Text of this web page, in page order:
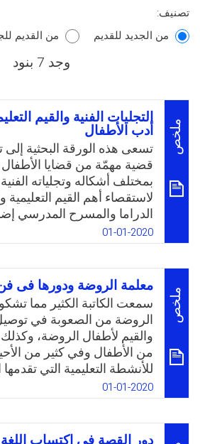
تصنيف:
من الجديد للقديم
من القديم
وجد 7 بنود
ملخص
التجليات الفنية والقيم
أدب الأطفال
تسعى هذه الورقة البحثية
قضية مهمّة من قضايا
بمختلف أشكاله وتجلياته
لاستقصاء أهم القيم التعليمية
الدراما والمسرح المدرسي
والحكايا وأهم النشاطات
رفع مستوى التفكير لدى
يمكن عرضه من خلال
مفهوم أدب الطفل؟ وكيف
الأهداف والغايات التي يمكن
المسرح المدرسي؟ وما هي
للكتابة الأدبية الموجهة
WhatsApp
Facebook
Twitter
01-01-2020
ملخص
معلمة الروضة ودورها فى
سمعت الكاتبة الكثير مما
الروضة من الصعوبة في
والقيم لأطفال الروضة،
من الأطفال وفي كثير من
للأنشطة التعليمية التي
ذلك لعدم وجود عناصر
الأنشطة. وتعتقد المؤلفة بأن
الحكي؛ ولكن بصورةٍ حديثة هو
لمعالجة مثل تلك المشاكل
01-01-2020